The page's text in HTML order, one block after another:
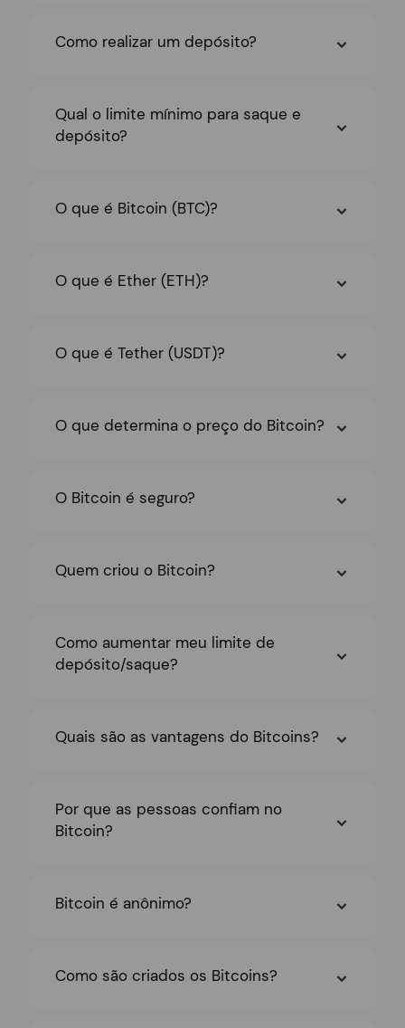
Como realizar um depósito?
Qual o limite mínimo para saque e
depósito?
O que é Bitcoin (BTC)?
O que é Ether (ETH)?
O que é Tether (USDT)?
O que determina o preço do Bitcoin?
O Bitcoin é seguro?
Quem criou o Bitcoin?
Como aumentar meu limite de
depósito/saque?
Quais são as vantagens do Bitcoins?
Por que as pessoas confiam no
Bitcoin?
Bitcoin é anônimo?
Como são criados os Bitcoins?